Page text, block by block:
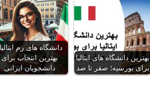
دانشگاه های رم
بهترین انتخاب برای
دانشجویان ایرانی
بهترین دانشگاه‌ های ایتالیا
برای بورسیه؛ صفر تا صد